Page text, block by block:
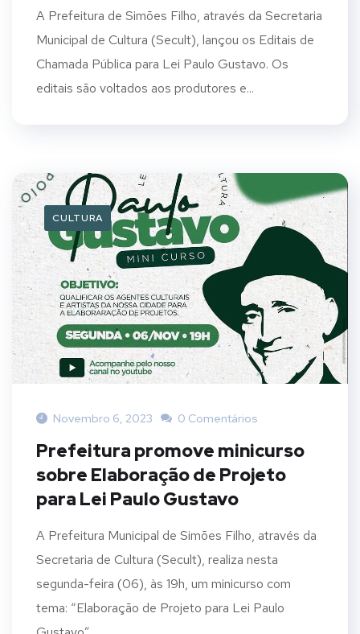
A Prefeitura de Simões Filho, através da Secretaria
Municipal de Cultura (Secult), lançou os Editais de
Chamada Pública para Lei Paulo Gustavo. Os
editais são voltados aos produtores e...
CULTURA
Novembro 6, 2023 0 Comentários
Prefeitura promove minicurso
sobre Elaboração de Projeto
para Lei Paulo Gustavo
A Prefeitura Municipal de Simões Filho, através da
Secretaria de Cultura (Secult), realiza nesta
segunda-feira (06), às 19h, um minicurso com
tema: “Elaboração de Projeto para Lei Paulo